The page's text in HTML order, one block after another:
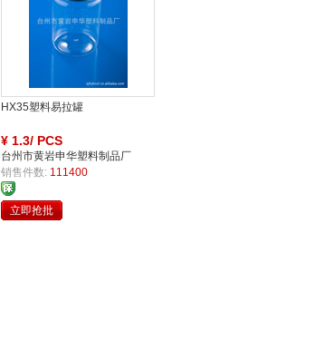
HX35塑料易拉罐
¥ 1.3/ PCS
台州市黄岩申华塑料制品厂
销售件数: 111400
立即抢批